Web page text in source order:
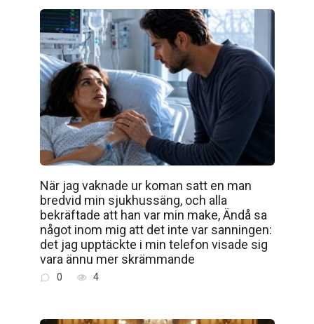
När jag vaknade ur koman satt en man
bredvid min sjukhussäng, och alla
bekräftade att han var min make, Ändå sa
något inom mig att det inte var sanningen:
det jag upptäckte i min telefon visade sig
vara ännu mer skrämmande
0 4